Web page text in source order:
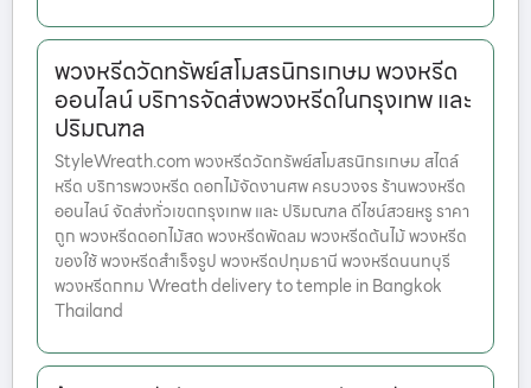
พวงหรีดวัดทรัพย์สโมสรนิกรเกษม พวงหรีด
ออนไลน์ บริการจัดส่งพวงหรีดในกรุงเทพ และ
ปริมณฑล
StyleWreath.com พวงหรีดวัดทรัพย์สโมสรนิกรเกษม สไตล์
หรีด บริการพวงหรีด ดอกไม้จัดงานศพ ครบวงจร ร้านพวงหรีด
ออนไลน์ จัดส่งทั่วเขตกรุงเทพ และ ปริมณฑล ดีไซน์สวยหรู ราคา
ถูก พวงหรีดดอกไม้สด พวงหรีดพัดลม พวงหรีดต้นไม้ พวงหรีด
ของใช้ พวงหรีดสำเร็จรูป พวงหรีดปทุมธานี พวงหรีดนนทบุรี
พวงหรีดกทม Wreath delivery to temple in Bangkok
Thailand